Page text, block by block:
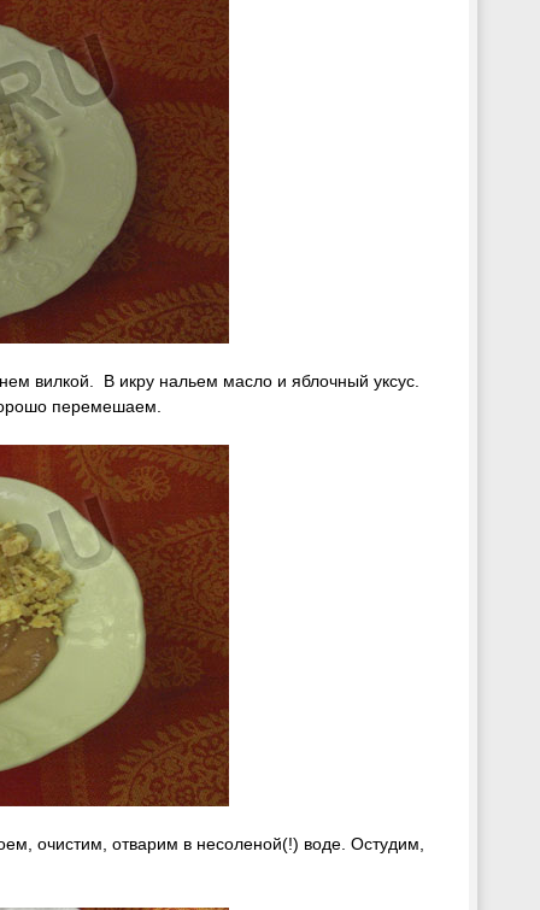
вилкой. В икру нальем масло и яблочный уксус.
перемешаем.
очистим, отварим в несоленой(!) воде. Остудим,